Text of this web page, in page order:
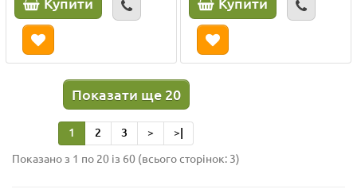
Показати ще 20
1 2 3 > >|
Показано з 1 по 20 із 60 (всього сторінок: 3)